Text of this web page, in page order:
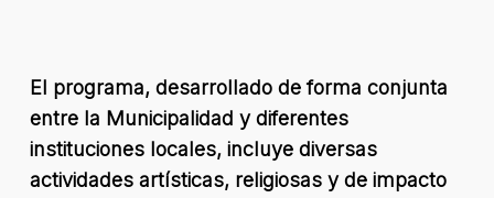
El programa, desarrollado de forma conjunta
entre la Municipalidad y diferentes
instituciones locales, incluye diversas
actividades artísticas, religiosas y de impacto